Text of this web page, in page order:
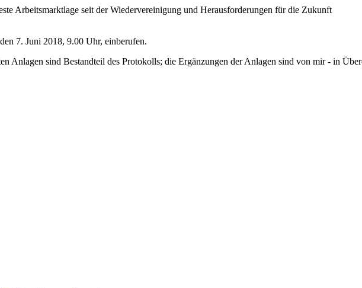
Arbeitsmarktlage seit der Wiedervereinigung und Herausforderungen für die Zukunft
7. Juni 2018, 9.00 Uhr, einberufen.
Anlagen sind Bestandteil des Protokolls; die Ergänzungen der Anlagen sind von mir - in